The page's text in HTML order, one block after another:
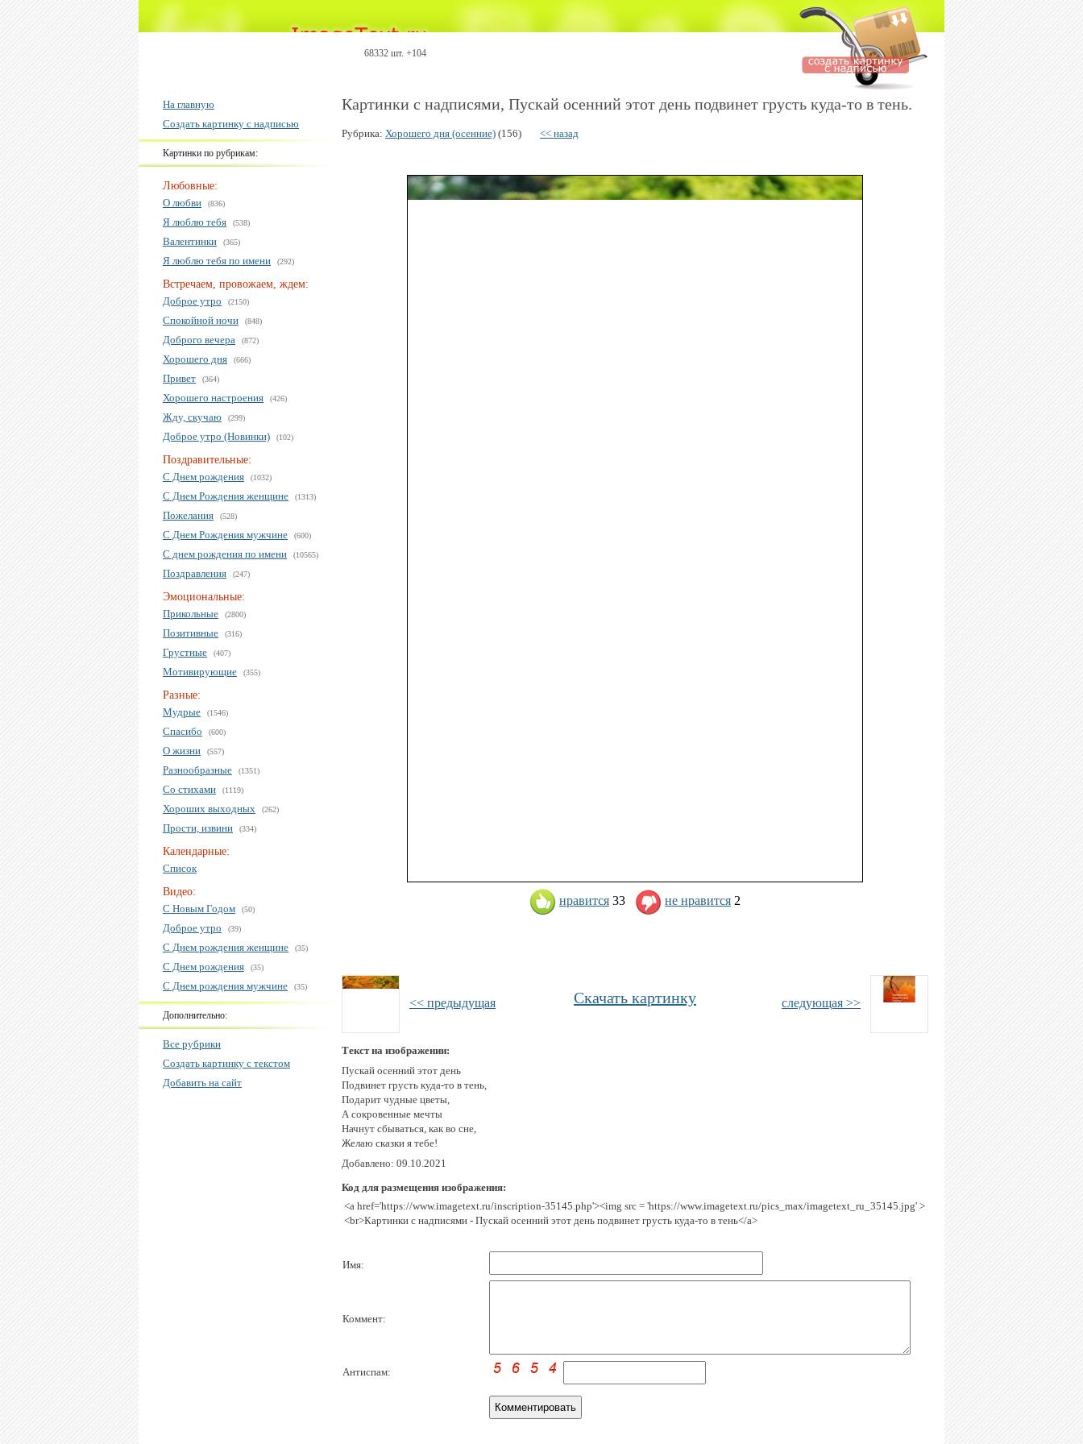
68332 шт. +104
На главную
Создать картинку с надписью
Картинки по рубрикам:
Любовные:
О любви
(836)
Я люблю тебя (538)
Валентинки (365)
Я люблю тебя по имени (292)
Встречаем, провожаем, ждем:
Доброе утро
(2150)
Спокойной ночи (848)
Доброго вечера (872)
Хорошего дня (666)
Привет (364)
Хорошего настроения (426)
Жду, скучаю (299)
Доброе утро (Новинки) (102)
Поздравительные:
С Днем рождения
(1032)
С Днем Рождения женщине (1313)
Пожелания (528)
С Днем Рождения мужчине (600)
С днем рождения по имени (10565)
Поздравления (247)
Эмоциональные:
Прикольные
(2800)
Позитивные (316)
Грустные (407)
Мотивирующие (355)
Разные:
Мудрые
(1546)
Спасибо (600)
О жизни (557)
Разнообразные (1351)
Со стихами (1119)
Хороших выходных (262)
Прости, извини (334)
Календарные:
Список
Видео:
С Новым Годом
(50)
Доброе утро (39)
С Днем рождения женщине (35)
С Днем рождения (35)
С Днем рождения мужчине (35)
Дополнительно:
Все рубрики
Создать картинку с текстом
Добавить на сайт
Картинки с надписями, Пускай осенний этот день подвинет грусть куда-то в тень.
Рубрика: Хорошего дня (осенние) (156) << назад
нравится 33 не нравится 2
<< предыдущая следующая >>
Скачать картинку
Текст на изображении:
Пускай осенний этот день
Подвинет грусть куда-то в тень,
Подарит чудные цветы,
А сокровенные мечты
Начнут сбываться, как во сне,
Желаю сказки я тебе!
Добавлено: 09.10.2021
Код для размещения изображения:
<a href='https://www.imagetext.ru/inscription-35145.php'><img src = 'https://www.imagetext.ru/pics_max/imagetext_ru_35145.jpg' >
<br>Картинки с надписями - Пускай осенний этот день подвинет грусть куда-то в тень</a>
Имя:
Коммент:
Антиспам: